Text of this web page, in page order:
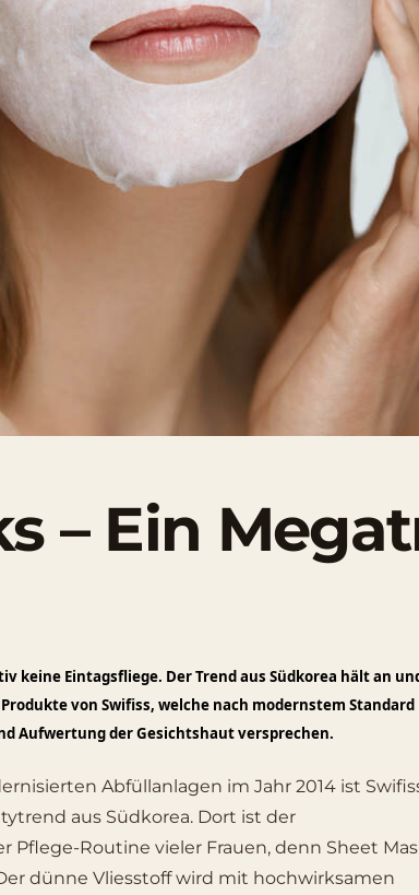
– Ein
keine Eintagsfliege. Der Trend aus Südkorea hält an
von Swifiss, welche nach modernstem Standard
Aufwertung der Gesichtshaut versprechen.
Abfüllanlagen im Jahr 2014 ist
aus Südkorea. Dort ist der
Pflege-Routine vieler Frauen, denn Sheet
dünne Vliesstoff wird mit hochwirksamen